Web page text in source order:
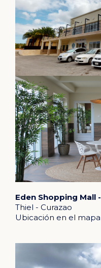
Eden Shopping Mall -
Thiel - Curazao
Ubicación en el mapa